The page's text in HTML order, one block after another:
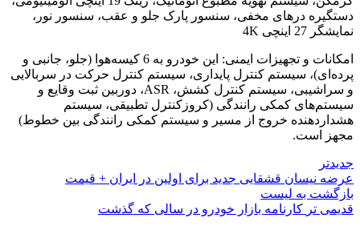
دستگیره درهای مخفی، سنسور پارک جلو و عقب، سنسور نور،
نمایشگر 27 اینچی 4K
امکانات و تجهیزات ایمنی: این خودرو به 6 کیسه‌هوا (جلو، جانبی و
پرده‌ای)، سیستم کنترل پایداری، سیستم کنترل حرکت در سربالایی
و سراشیبی، سیستم کنترل کشش، ASR، دوربین ثبت وقایع و
سیستم‌های کمکی رانندگی (کروزکنترل تطبیقی، سیستم
هشداردهنده خروج از مسیر و سیستم کمکی رانندگی بین خطوط)
مجهز است.
جدیدتر
عرضه نیسان قشقایی جدید برای اولین در ایران + قیمت
بازگشت به لیست
قدیمی تر کارنامه بازار خودرو در سالی که گذشت